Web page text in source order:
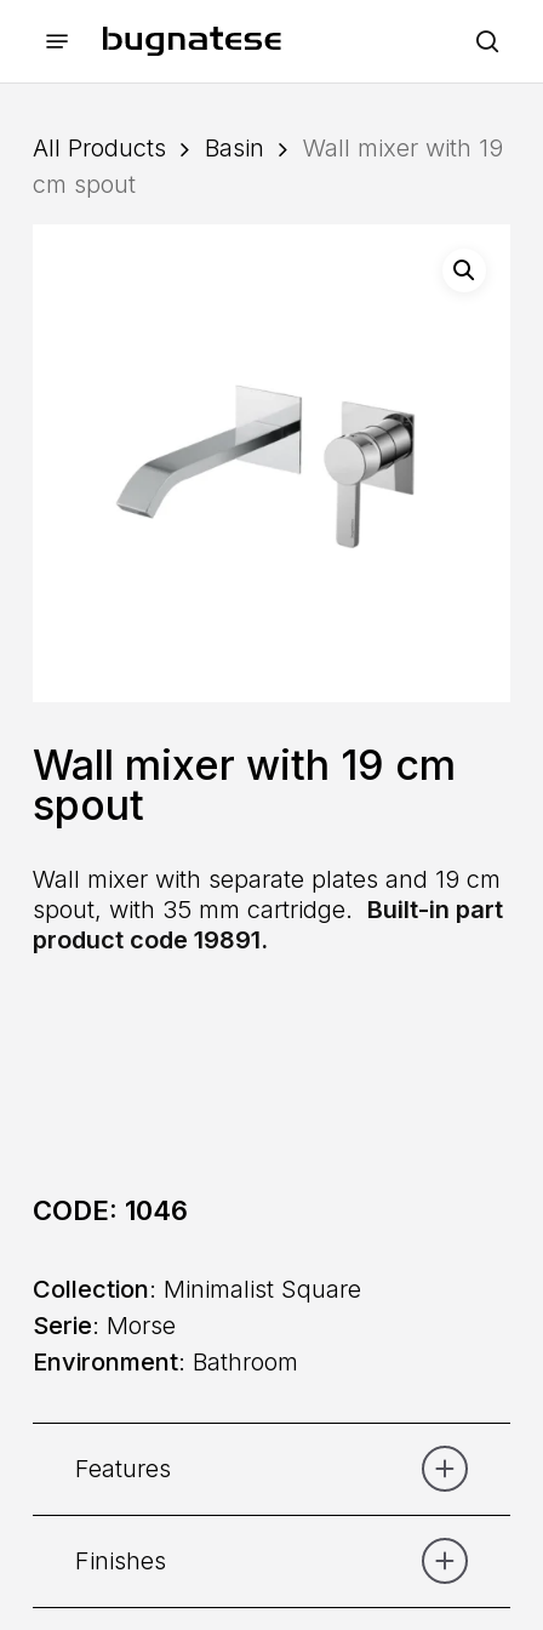
Menu
All Products Basin
Wall mixer with 19
cm spout
Wall mixer with 19 cm
spout
Wall mixer with separate plates and 19 cm
spout, with 35 mm cartridge. Built-in part
product code 19891.
CODE: 1046
Collection: Minimalist Square
Serie: Morse
Environment: Bathroom
Features
Finishes